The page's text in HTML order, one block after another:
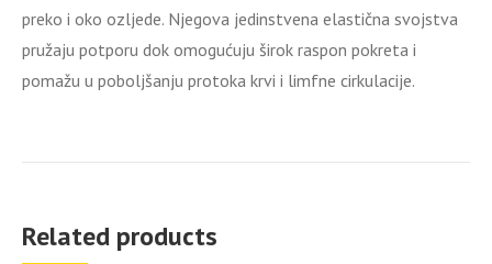
preko i oko ozljede. Njegova jedinstvena elastična svojstva
pružaju potporu dok omogućuju širok raspon pokreta i
pomažu u poboljšanju protoka krvi i limfne cirkulacije.
Related products